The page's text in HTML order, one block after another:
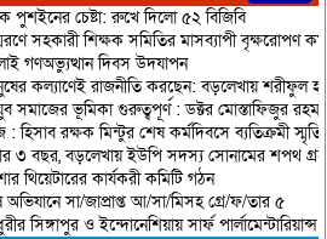
পুশইনের চেষ্টা: রুখে দিলো ৫২ বিজিবি
সহকারী শিক্ষক সমিতির মাসব্যাপী বৃক্ষরোপণ
গণঅভ্যুত্থান দিবস উদযাপন
কল্যাণেই রাজনীতি করছেন: বড়লেখায় শরীফুল
ভূমিকা গুরুত্বপূর্ণ : ডক্টর মোস্তাফিজুর
হিসাব রক্ষক মিন্টুর শেষ কর্মদিবসে ব্যতিক্রমী
৩ বছর, বড়লেখায় ইউপি সদস্য সোনামের শপথ
থিয়েটারের কার্যকরী কমিটি গঠন
সা/জাপ্রাপ্ত আ/সা/মিসহ গ্রে/ফ/তার ৫
সিঙ্গাপুর ও ইন্দোনেশিয়ায় সার্ফ পার্লামেন্টারিয়ান্স